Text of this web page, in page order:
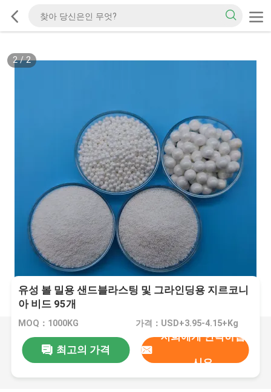
2/2
유성 볼 밀용 샌드블라스팅 및 그라인딩용 지르코니
아 비드 95개
MOQ：1000KG 가격：USD+3.95-4.15+Kg
최고의 가격
저희에게 연락하십
시오